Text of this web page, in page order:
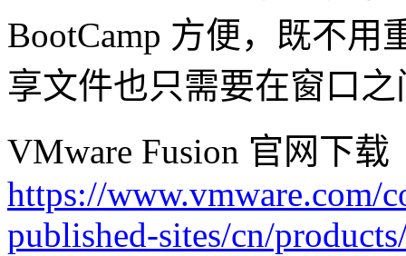
BootCamp 方便，既不
享文件也只需要在窗口
VMware Fusion 官网下载
https://www.vmware.com/
published-sites/cn/